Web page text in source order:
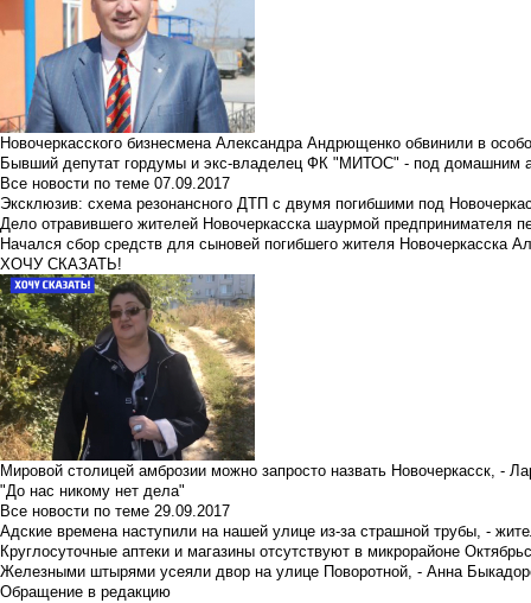
Новочеркасского бизнесмена Александра Андрющенко обвинили в
Бывший депутат гордумы и экс-владелец ФК "МИТОС" - под домашним
Все новости по теме 07.09.2017
Эксклюзив: схема резонансного ДТП с двумя погибшими под
Дело отравившего жителей Новочеркасска шаурмой предпринимателя
Начался сбор средств для сыновей погибшего жителя Новочеркасска
ХОЧУ СКАЗАТЬ!
Мировой столицей амброзии можно запросто назвать Новочеркасск, -
"До нас никому нет дела"
Все новости по теме 29.09.2017
Адские времена наступили на нашей улице из-за страшной трубы, -
Круглосуточные аптеки и магазины отсутствуют в микрорайоне
Железными штырями усеяли двор на улице Поворотной, - Анна
Обращение в редакцию